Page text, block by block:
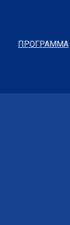
ΠΡΟΓΡΑΜΜΑ